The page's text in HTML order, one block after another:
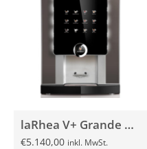
laRhea V+ Grande Kaffeevollautomat
€5.140,00 inkl. MwSt.